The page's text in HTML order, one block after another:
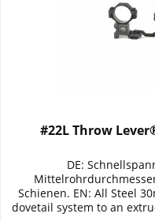
#22L Throw
DE:
Schienen. EN: All Steel
dovetail system to an